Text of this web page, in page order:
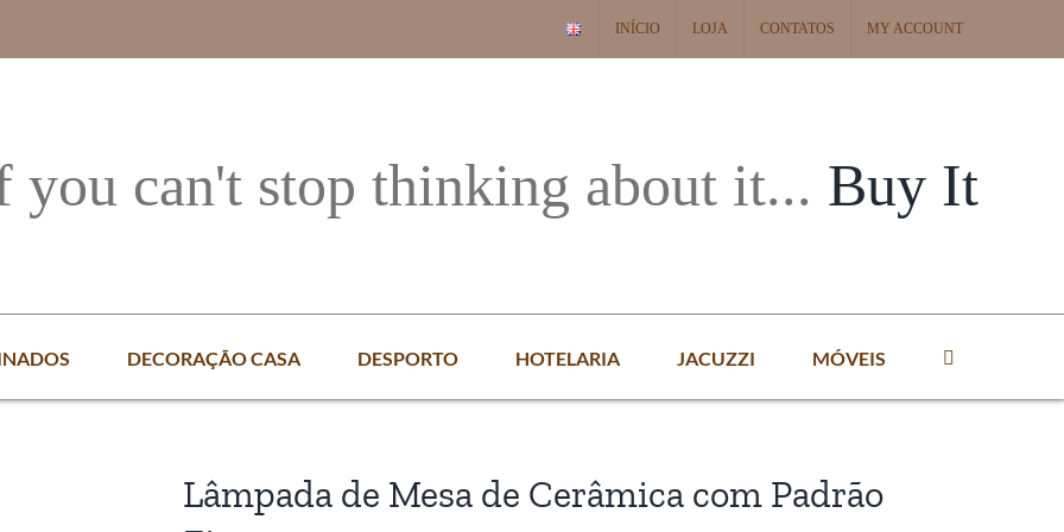
INÍCIO LOJA CONTATOS MY ACCOUNT
you can't stop thinking about it... Buy It
DECORAÇÃO CASA DESPORTO HOTELARIA JACUZZI MÓVEIS
Lâmpada de Mesa de Cerâmica com Padrão